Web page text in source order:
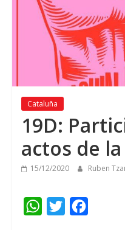
Cataluña
19D:
actos de la
15/12/2020 Ruben
W